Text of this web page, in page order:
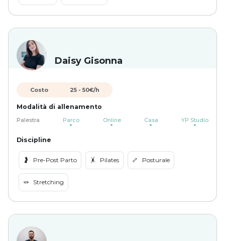
Daisy Gisonna
Costo 25- 50€/h
Modalità di allenamento
Palestra Parco Online Casa YP Studio
Discipline
🤰 Pre-Post Parto 🤸 Pilates 🦴 Posturale
🪢 Stretching